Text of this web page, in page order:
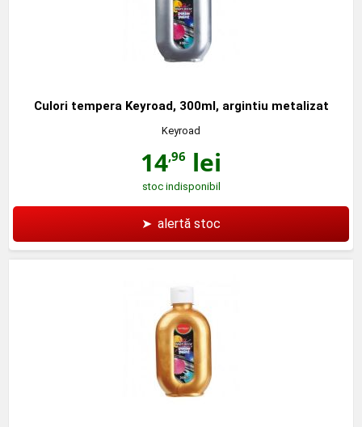
Culori tempera Keyroad, 300ml, argintiu metalizat
Keyroad
14,96 lei
stoc indisponibil
➤ alertă stoc